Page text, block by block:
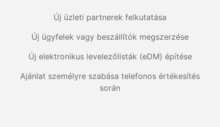
Új üzleti partnerek felkutatása
Új ügyfelek vagy beszállítók megszerzése
Új elektronikus levelezőlisták (eDM) építése
Ajánlat személyre szabása telefonos értékesítés
során